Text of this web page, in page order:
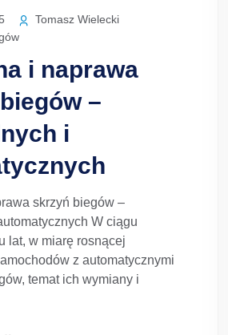
Tomasz Wielecki
i naprawa
–
i
skrzyń biegów –
W ciągu
lat, w miarę rosnącej
z automatycznymi
temat ich wymiany i